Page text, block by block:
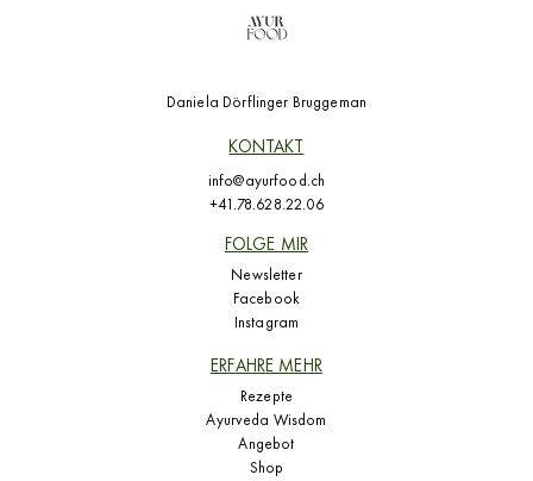
Daniela Dörflinger Bruggeman
KONTAKT
info@ayurfood.ch
+41.78.628.22.06
FOLGE MIR
Newsletter
Facebook
Instagram
ERFAHRE MEHR
Rezepte
Ayurveda Wisdom
Angebot
Shop